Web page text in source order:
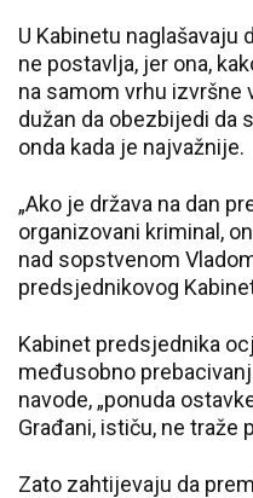
U Kabinetu naglašavaju
ne postavlja, jer ona,
na samom vrhu izvršne
dužan da obezbijedi da
onda kada je najvažnije.
„Ako je država na dan
organizovani kriminal,
nad sopstvenom
predsjednikovog
Kabinet predsjednika
međusobno
navode, „ponuda
Građani, ističu, ne traže
Zato zahtijevaju da